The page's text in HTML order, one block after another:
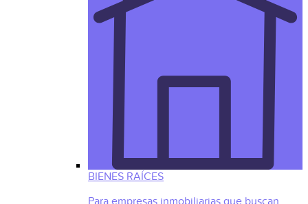
BIENES RAÍCES
Para empresas inmobiliarias que buscan